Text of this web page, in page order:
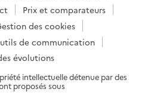
Prix et comparateurs
des cookies
de communication
évolutions
intellectuelle détenue par des
proposés sous